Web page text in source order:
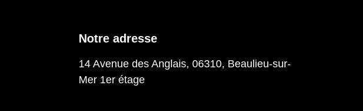
Notre adresse
14 Avenue des Anglais, 06310, Beaulieu-sur-
Mer 1er étage